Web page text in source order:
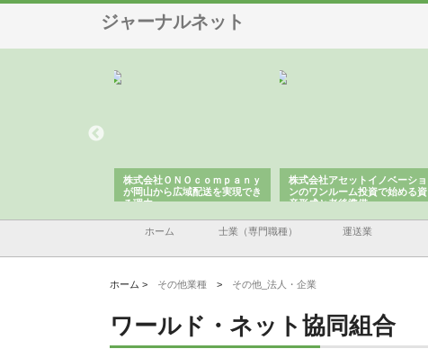
ジャーナルネット
株式会社ＯＮＯｃｏｍｐａｎｙ
が岡山から広域配送を実現でき
る理由
株式会社アセットイノベーショ
ンのワンルーム投資で始める資
産形成と老後準備
ホーム 士業（専門職種） 運送業
ホーム > その他業種 > その他_法人・企業
ワールド・ネット協同組合